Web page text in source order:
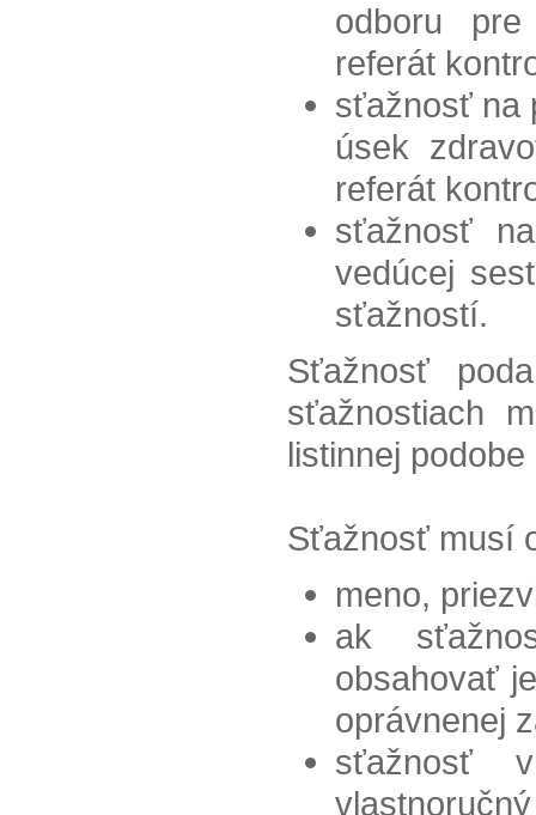
odboru
referát
sťažnosť na
úsek
referát
sťažnosť
vedúcej
sťažností.
Sťažnosť
sťažnostiach
listinnej
Sťažnosť musí
meno,
ak
obsahovať
oprávnenej
sťažnosť